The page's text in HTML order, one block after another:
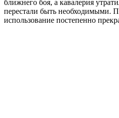
ближнего боя, а кавалерия
перестали быть необходимыми.
использование постепенно